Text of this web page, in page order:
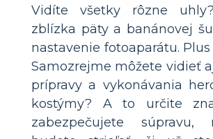
Vidíte všetky rôzne
zblízka päty a banánovej
nastavenie fotoaparátu.
Samozrejme môžete vidieť
prípravy a vykonávania
kostýmy? A to určite
zabezpečujete